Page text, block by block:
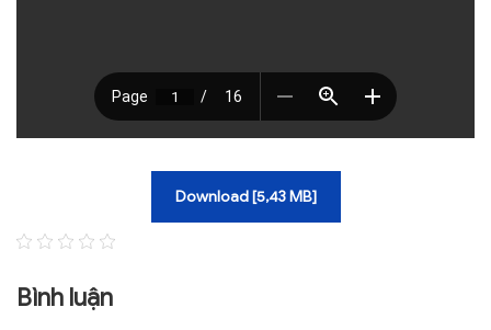
Download [5,43 MB]
Bình luận